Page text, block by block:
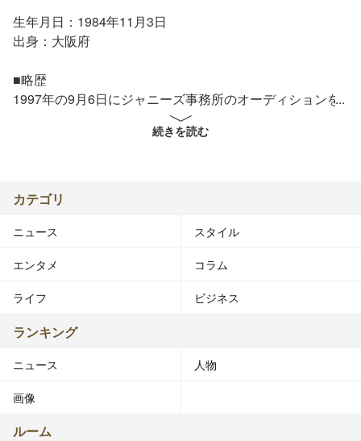
生年月日：1984年11月3日
出身：大阪府
■略歴
1997年の9月6日にジャニーズ事務所のオーディションを
受け、訓練生として事務所に入る。このオーディションに
合格し、ジャニーズJr.のひとりとなった。関西ジャニーズ
2000年2月、「Secret Agent」名義でシングル「Secret
関西ジャニーズJr.のメンバーによる関ジャニ8（のちの関
ジャニ∞）を結成。2003年9月には『バレーボールワール
たNEWSのメンバーに内博貴とともに選ばれる。同年の
ジソング「NEWSニッポン」を発売。その後も8年間、関
2003年9月からNHKで放送されたNHK朝の連続テレビ小
続きを読む
カテゴリ
ニュース スタイル
エンタメ コラム
ライフ ビジネス
ランキング
ニュース 人物
画像
ルーム